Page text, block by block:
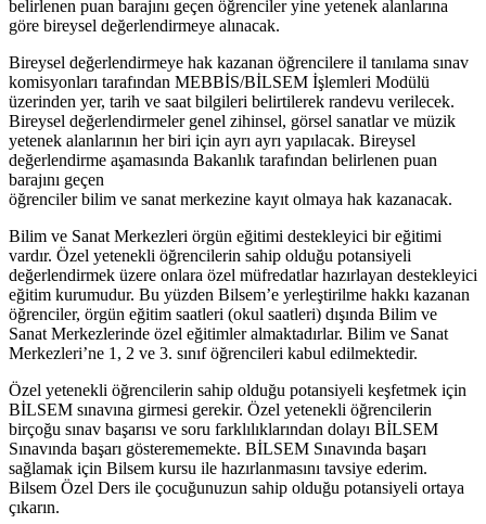
belirlenen puan barajını geçen öğrenciler yine yetenek alanlarına
göre bireysel değerlendirmeye alınacak.
Bireysel değerlendirmeye hak kazanan öğrencilere il tanılama sınav
komisyonları tarafından MEBBİS/BİLSEM İşlemleri Modülü
üzerinden yer, tarih ve saat bilgileri belirtilerek randevu verilecek.
Bireysel değerlendirmeler genel zihinsel, görsel sanatlar ve müzik
yetenek alanlarının her biri için ayrı ayrı yapılacak. Bireysel
değerlendirme aşamasında Bakanlık tarafından belirlenen puan
barajını geçen
öğrenciler bilim ve sanat merkezine kayıt olmaya hak kazanacak.
Bilim ve Sanat Merkezleri örgün eğitimi destekleyici bir eğitimi
vardır. Özel yetenekli öğrencilerin sahip olduğu potansiyeli
değerlendirmek üzere onlara özel müfredatlar hazırlayan destekleyici
eğitim kurumudur. Bu yüzden Bilsem’e yerleştirilme hakkı kazanan
öğrenciler, örgün eğitim saatleri (okul saatleri) dışında Bilim ve
Sanat Merkezlerinde özel eğitimler almaktadırlar. Bilim ve Sanat
Merkezleri’ne 1, 2 ve 3. sınıf öğrencileri kabul edilmektedir.
Özel yetenekli öğrencilerin sahip olduğu potansiyeli keşfetmek için
BİLSEM sınavına girmesi gerekir. Özel yetenekli öğrencilerin
birçoğu sınav başarısı ve soru farklılıklarından dolayı BİLSEM
Sınavında başarı gösterememekte. BİLSEM Sınavında başarı
sağlamak için Bilsem kursu ile hazırlanmasını tavsiye ederim.
Bilsem Özel Ders ile çocuğunuzun sahip olduğu potansiyeli ortaya
çıkarın.